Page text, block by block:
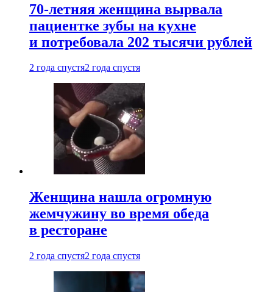
70-летняя женщина вырвала
пациентке зубы на кухне
и потребовала 202 тысячи рублей
2 года спустя2 года спустя
Женщина нашла огромную
жемчужину во время обеда
в ресторане
2 года спустя2 года спустя